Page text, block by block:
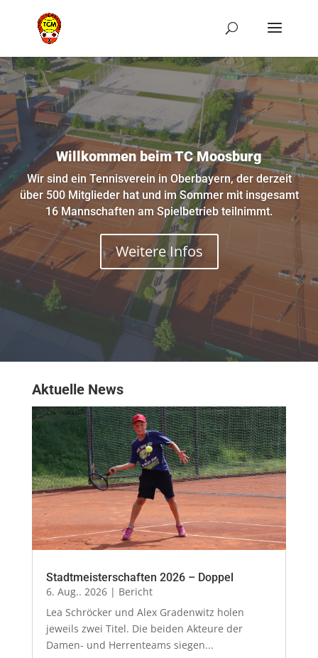
Willkommen beim TC Moosburg
Wir sind ein Tennisverein in Oberbayern, der derzeit
über 500 Mitglieder hat und im Sommer mit insgesamt
16 Mannschaften am Spielbetrieb teilnimmt.
Weitere Infos
Aktuelle News
Stadtmeisterschaften 2026 – Doppel
6. Aug.. 2026| Bericht
Lea Schröcker und Alex Gradenwitz holen
jeweils zwei Titel. Die beiden Akteure der
Damen- und Herrenteams siegen...